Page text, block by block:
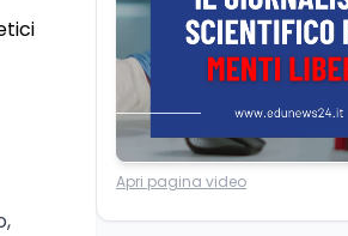
superato la
Italia
Scuola5 ago
Maturità
lode da
massimo
Università5
Consiglio di
Apri pagina video